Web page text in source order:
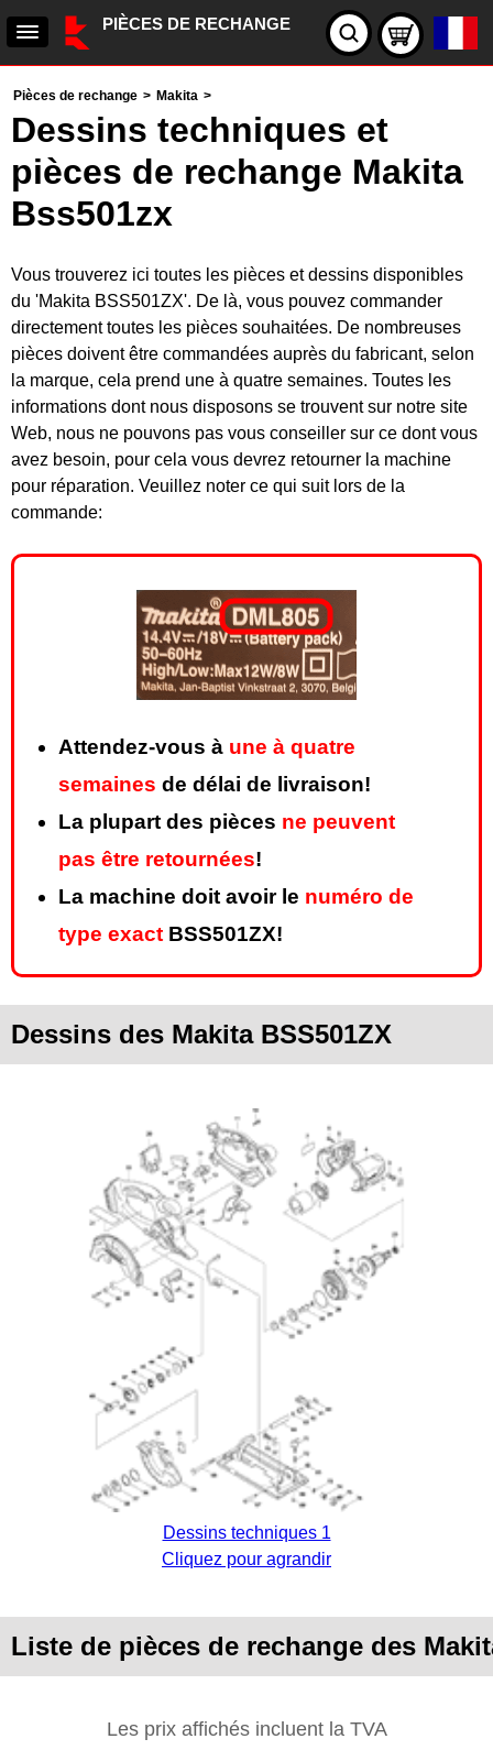
PIÈCES DE RECHANGE
Pièces de rechange > Makita >
Dessins techniques et
pièces de rechange Makita
Bss501zx
Vous trouverez ici toutes les pièces et dessins disponibles
du 'Makita BSS501ZX'. De là, vous pouvez commander
directement toutes les pièces souhaitées. De nombreuses
pièces doivent être commandées auprès du fabricant, selon
la marque, cela prend une à quatre semaines. Toutes les
informations dont nous disposons se trouvent sur notre site
Web, nous ne pouvons pas vous conseiller sur ce dont vous
avez besoin, pour cela vous devrez retourner la machine
pour réparation. Veuillez noter ce qui suit lors de la
commande:
Attendez-vous à une à quatre
semaines de délai de livraison!
La plupart des pièces ne peuvent
pas être retournées!
La machine doit avoir le numéro de
type exact BSS501ZX!
Dessins des Makita BSS501ZX
Dessins techniques 1
Cliquez pour agrandir
Liste de pièces de rechange des
Les prix affichés incluent la TVA